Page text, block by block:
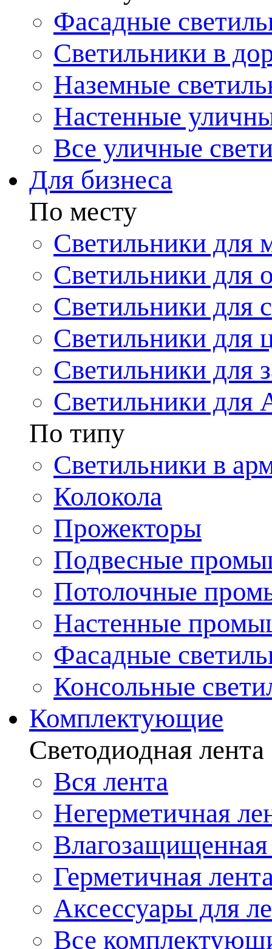
Фасадные
Светильники в
Наземные
Настенные
Все уличные
Для бизнеса
По месту
Светильники для
Светильники для
Светильники для
Светильники для
Светильники для
Светильники для
По типу
Светильники в
Колокола
Прожекторы
Подвесные
Потолочные
Настенные
Фасадные
Консольные
Комплектующие
Светодиодная лента
Вся лента
Негерметичная
Влагозащищенная
Герметичная
Аксессуары для
Все